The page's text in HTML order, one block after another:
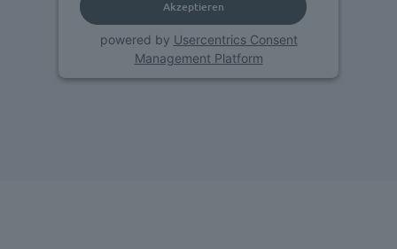
Akzeptieren
powered by Usercentrics Consent
Management Platform